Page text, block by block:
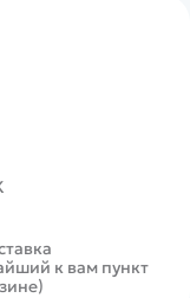
к вам пункт